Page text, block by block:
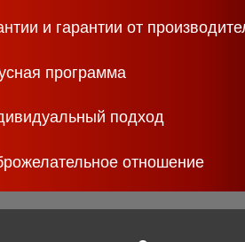
и гарантии от
программа
подход
отношение